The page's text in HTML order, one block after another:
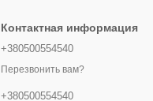
Контактная информация
+380500554540
Перезвонить вам?
+380500554540